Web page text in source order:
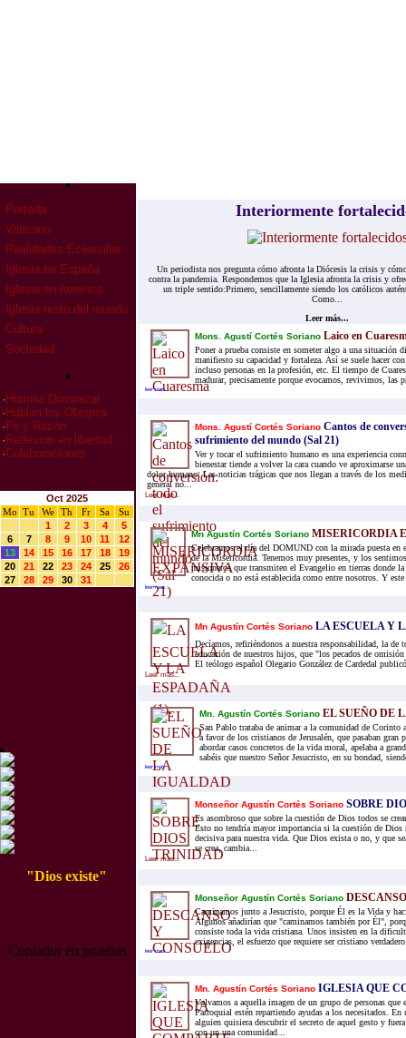
Portada
Vaticano
Realidades Eclesiales
Iglesia en España
Iglesia en América
Iglesia resto del mundo
Cultura
Sociedad
· Homilia Dominical
· Hablan los Obispos
· Fe y Razón
· Reflexion en libertad
·Colaboraciones
Oct 2025
Mo
Tu We Th Fr Sa
Su
1
2 3 4
5
6
7 8 9 10 11
12
13
14 15 16 17 18
19
20
21 22 23 24 25
26
27
28 29 30 31
"Dios existe"
Contador en pruebas
Interiormente
Un periodista nos pregunta cómo afronta la Diócesis la crisis y
contra la pandemia. Respondemos que la Iglesia afronta la crisis y
un triple sentido:Primero, sencillamente siendo los católicos
Como...
Leer más...
Mons. Agustí Cortés Soriano Laico en
Poner a prueba consiste en someter algo a una situación
manifiesto su capacidad y fortaleza. Así se suele hacer
incluso personas en la profesión, etc. El tiempo de
madurar, precisamente porque evocamos, revivimos, las
leer mas...
Mons. Agustí Cortés Soriano Cantos de
sufrimiento del mundo (Sal 21)
Ver y tocar el sufrimiento humano es una experiencia
bienestar tiende a volver la cara cuando ve aproximarse
dolor humano. Las noticias trágicas que nos llegan a través de los
general no...
Leer mas...
Mn Agustín Cortés Soriano MISERICORDIA
Celebramos el día del DOMUND con la mirada puesta en
de la Misericordia. Tenemos muy presentes, y los
misioneros que transmiten el Evangelio en tierras donde
conocida o no está establecida como entre nosotros. Y
leer mas...
Mn Agustín Cortés Soriano LA ESCUELA Y
Decíamos, refiriéndonos a nuestra responsabilidad, la de
educación de nuestros hijos, que "los pecados de omisión
El teólogo español Olegario González de Cardedal
Leer mas...
Mn. Agustín Cortés Soriano EL SUEÑO DE
San Pablo trataba de animar a la comunidad de Corinto
a favor de los cristianos de Jerusalén, que pasaban gran
abordar casos concretos de la vida moral, apelaba a
sabéis que nuestro Señor Jesucristo, en su bondad,
leer mas...
Monseñor Agustín Cortés Soriano SOBRE
Es asombroso que sobre la cuestión de Dios todos se
Esto no tendría mayor importancia si la cuestión de Dios
decisiva para nuestra vida. Que Dios exista o no, y que
se crea, cambia...
Leer mas...
Monseñor Agustín Cortés Soriano
Caminamos junto a Jesucristo, porque Él es la Vida y
Algunos añadirían que "caminamos también por Él",
consiste toda la vida cristiana. Unos insisten en la
exigencias, el esfuerzo que requiere ser cristiano
leer mas...
Mn. Agustín Cortés Soriano IGLESIA QUE
Volvamos a aquella imagen de un grupo de personas que
Parroquial estén repartiendo ayudas a los necesitados.
alguien quisiera descubrir el secreto de aquel gesto y
con un una comunidad...